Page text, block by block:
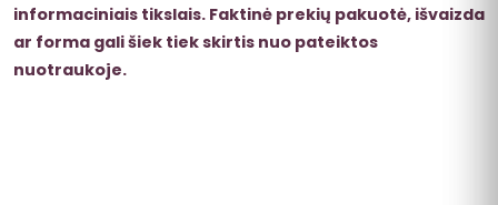
informaciniais tikslais. Faktinė prekių pakuotė, išvaizda
ar forma gali šiek tiek skirtis nuo pateiktos
nuotraukoje.